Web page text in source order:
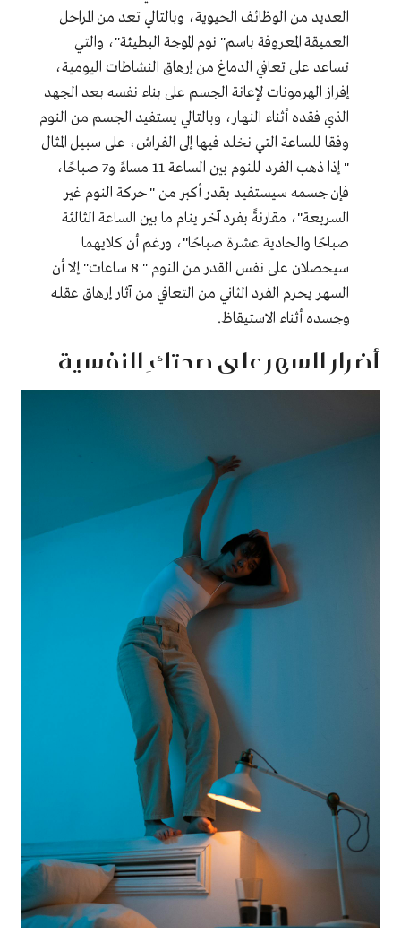
العديد من الوظائف الحيوية، وبالتالي تعد من المراحل
العميقة المعروفة باسم" نوم الموجة البطيئة"، والتي
تساعد على تعافي الدماغ من إرهاق النشاطات اليومية،
إفراز الهرمونات لإعانة الجسم على بناء نفسه بعد الجهد
الذي فقده أثناء النهار، وبالتالي يستفيد الجسم من النوم
وفقا للساعة التي نخلد فيها إلى الفراش، على سبيل المثال
" إذا ذهب الفرد للنوم بين الساعة 11 مساءً و7 صباحًا،
فإن جسمه سيستفيد بقدر أكبر من " حركة النوم غير
السريعة"، مقارنةً بفرد آخر ينام ما بين الساعة الثالثة
صباحًا والحادية عشرة صباحًا"، ورغم أن كلايهما
سيحصلان على نفس القدر من النوم " 8 ساعات" إلا أن
السهر يحرم الفرد الثاني من التعافي من آثار إرهاق عقله
وجسده أثناء الاستيقاظ.
أضرار السهر على صحتكِ النفسية